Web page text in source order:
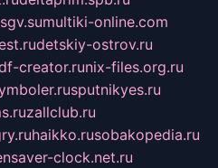
sgv.sumultiki-online.com
detskiy-ostrov.ru
creator.runix-files.org.ru
sputnikyes.ru
zallclub.ru
haikko.rusobakopedia.ru
clock.net.ru